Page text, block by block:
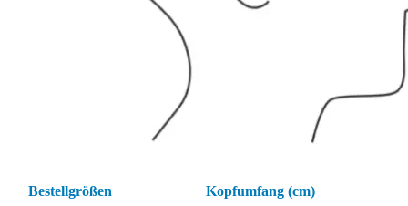
Bestellgrößen Kopfumfang (cm)